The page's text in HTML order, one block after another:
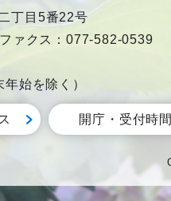
丁目5番22号
ァクス：077-582-0539
始を除く）
開庁・受付時間